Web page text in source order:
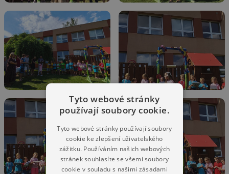
Tyto webové stránky
používají soubory cookie.
Tyto webové stránky používají soubory
cookie ke zlepšení uživatelského
zážitku. Používáním našich webových
stránek souhlasíte se všemi soubory
cookie v souladu s našimi zásadami